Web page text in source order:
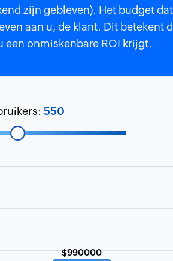
zijn gebleven). Het budget
aan u, de klant. Dit betekent
onmiskenbare ROI krijgt.
550
$990000